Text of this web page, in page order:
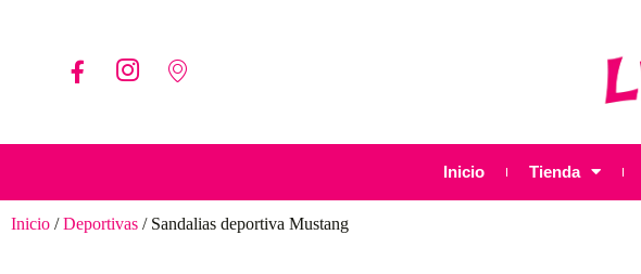
Inicio Tienda
Inicio /Deportivas / Sandalias deportiva Mustang